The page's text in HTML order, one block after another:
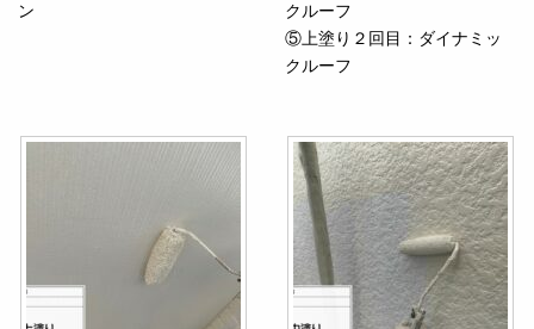
ン
クルーフ
⑤上塗り２回目：ダイナミッ
クルーフ